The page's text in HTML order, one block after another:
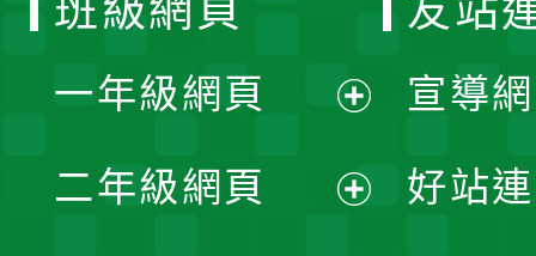
班級網頁
一年級網頁
開
二年級網頁
友站
宣導
好站